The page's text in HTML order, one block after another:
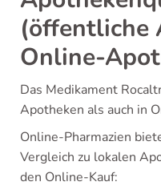
(öffentliche
Online-
Das Medikament
Apotheken als auch in
Online-Pharmazien
Vergleich zu lokalen
den Online-Kauf: